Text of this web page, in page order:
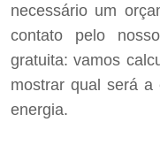
necessário um
contato pelo
gratuita: vamos
mostrar qual será
energia.